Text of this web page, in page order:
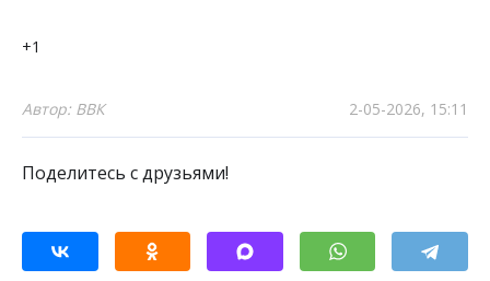
+1
Автор: ВВК 2-05-2026, 15:11
Поделитесь с друзьями!